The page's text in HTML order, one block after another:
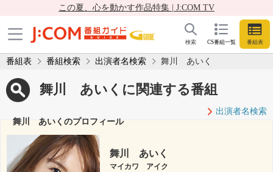
この夏、心を動かす作品特集 | J:COM TV
CS番組一覧 番組表
検索
番組表 番組検索 出演者名検索 舞川 あいく
舞川 あいくに関連する番組
出演者名検索
舞川 あいくのプロフィール
舞川 あいく
マイカワ アイク